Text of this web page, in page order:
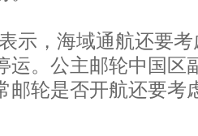
示，海域通航还要
运。公主邮轮中国区
邮轮是否开航还要考